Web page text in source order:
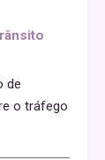
de
o tráfego